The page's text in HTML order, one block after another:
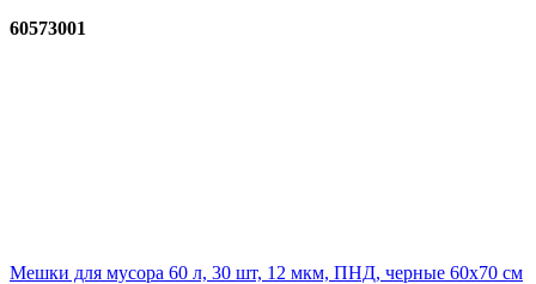
60573001
Мешки для мусора 60 л, 30 шт, 12 мкм, ПНД, черные 60х70 см